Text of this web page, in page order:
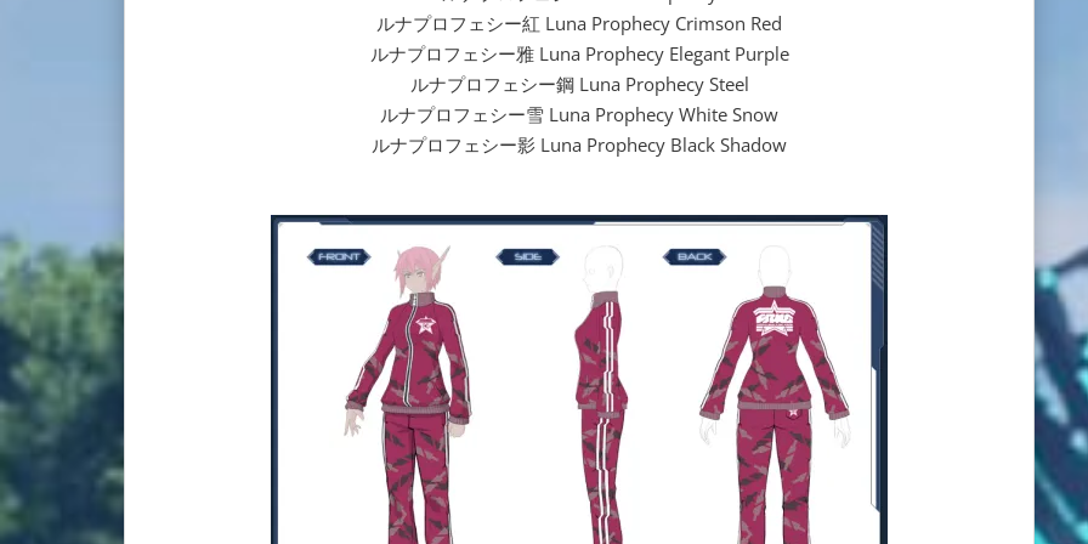
ルナプロフェシー紅 Luna Prophecy Crimson Red
ルナプロフェシー雅 Luna Prophecy Elegant Purple
ルナプロフェシー鋼 Luna Prophecy Steel
ルナプロフェシー雪 Luna Prophecy White Snow
ルナプロフェシー影 Luna Prophecy Black Shadow